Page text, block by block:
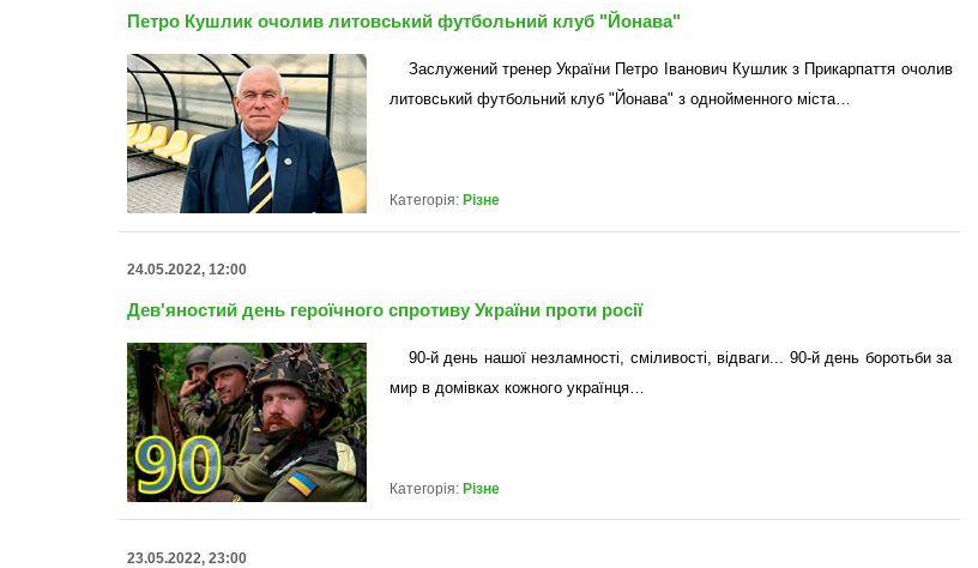
Петро Кушлик очолив литовський футбольний клуб "Йонава"
Заслужений тренер України Петро Іванович Кушлик з Прикарпаття очолив
литовський футбольний клуб "Йонава" з однойменного міста…
Категорія: Різне
24.05.2022, 12:00
Дев'яностий день героїчного спротиву України проти росії
90-й день нашої незламності, сміливості, відваги... 90-й день боротьби за
мир в домівках кожного українця…
Категорія: Різне
23.05.2022, 23:00